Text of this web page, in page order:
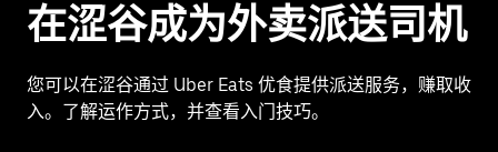
在涩谷成为外卖派送司机
您可以在涩谷通过 Uber Eats 优食提供派送服务，赚取收
入。了解运作方式，并查看入门技巧。